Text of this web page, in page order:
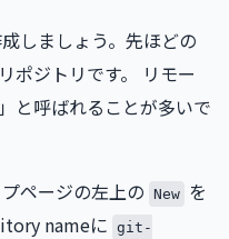
しましょう。先ほどの
ポジトリです。 リモー
と呼ばれることが多いで
ページの左上の
New を
nameに git-